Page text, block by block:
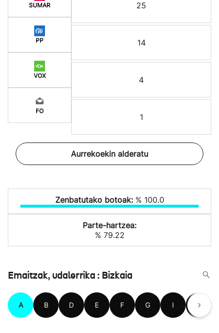
SUMAR
PP
VOX
FO
25
14
4
1
Aurrekoekin alderatu
Zenbatutako botoak: % 100.0
Parte-hartzea:
% 79.22
Emaitzak, udalerrika : Bizkaia
A B D E F G I J